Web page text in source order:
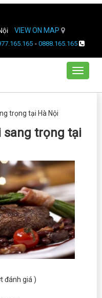
VIEW ON MAP
- 0888.165.165
Toggle
trọng tại Hà Nội
sang trọng tại
đánh giá )